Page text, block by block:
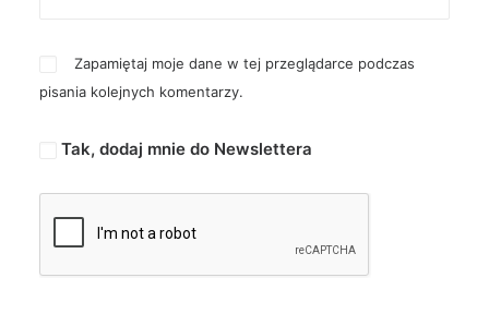
Zapamiętaj moje dane w tej przeglądarce podczas
pisania kolejnych komentarzy.
Tak, dodaj mnie do Newslettera